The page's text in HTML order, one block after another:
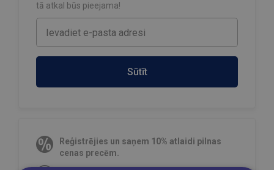
tā atkal būs pieejama!
Sūtīt
Reģistrējies un saņem 10% atlaidi pilnas
cenas precēm.